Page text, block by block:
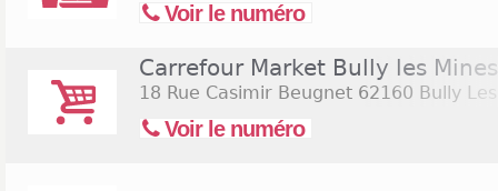
Voir le numéro
Carrefour Market Bully les Mines
18 Rue Casimir Beugnet 62160 Bully
Voir le numéro